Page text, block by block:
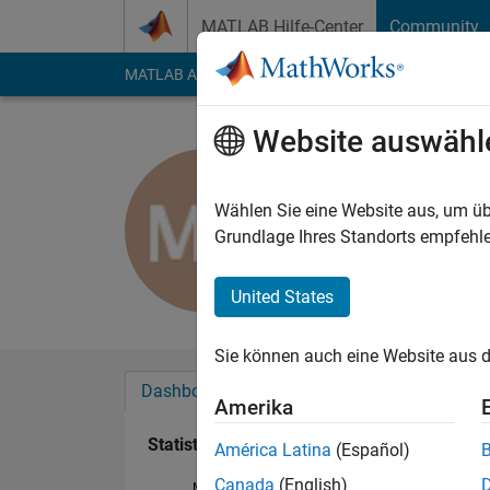
MATLAB Hilfe-Center Community
MATLAB Answers File Exchange Cody
Last seen: mehr als
Followers:0
Dashboard
Statistik
Website
Wählen Sie eine Website aus, um
Grundlage Ihres Standorts
United States
Sie können auch eine Website aus
Amerika
América Latina (Español)
Canada (English)